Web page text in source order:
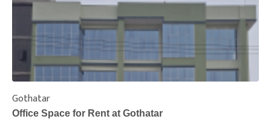
Gothatar
Office Space for Rent at Gothatar